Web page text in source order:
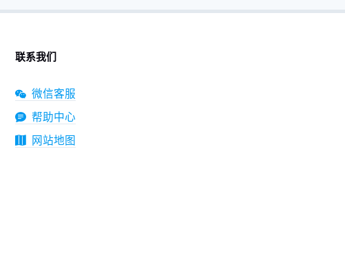
联系我们
微信客服
帮助中心
网站地图